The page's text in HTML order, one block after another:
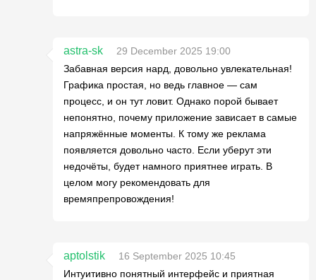
astra-sk
29 December 2025 19:00
Забавная версия нард, довольно увлекательная!
Графика простая, но ведь главное — сам
процесс, и он тут ловит. Однако порой бывает
непонятно, почему приложение зависает в самые
напряжённые моменты. К тому же реклама
появляется довольно часто. Если уберут эти
недочёты, будет намного приятнее играть. В
целом могу рекомендовать для
времяпрепровождения!
aptolstik
16 September 2025 10:45
Интуитивно понятный интерфейс и приятная